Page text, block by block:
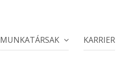
MUNKATÁRSAK KARRIER